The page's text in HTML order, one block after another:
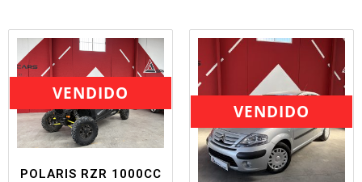
VENDIDO
POLARIS RZR 1000CC
VENDIDO